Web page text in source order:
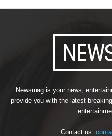
Newsmag is your news,
provide you with the latest
Contact us: